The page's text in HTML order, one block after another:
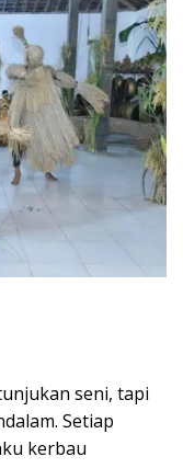
seni, tapi
Setiap
kerbau